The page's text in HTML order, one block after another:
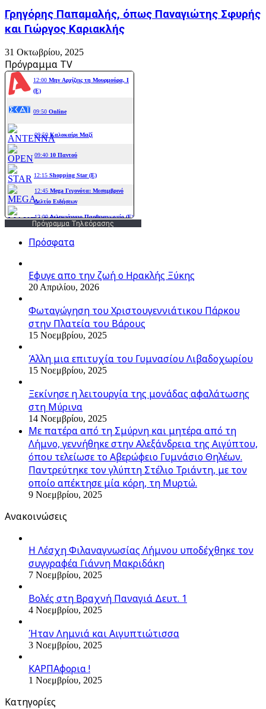
Γρηγόρης Παπαμαλής, όπως Παναγιώτης Σφυρής
και Γιώργος Καριακλής
31 Οκτωβρίου, 2025
Πρόγραμμα TV
Πρόγραμμα Τηλεόρασης
Πρόσφατα
Εφυγε απο την ζωή o Ηρακλής Ξύκης
20 Απριλίου, 2026
Φωταγώγηση του Χριστουγεννιάτικου Πάρκου
στην Πλατεία του Βάρους
15 Νοεμβρίου, 2025
Άλλη μια επιτυχία του Γυμνασίου Λιβαδοχωρίου
15 Νοεμβρίου, 2025
Ξεκίνησε η λειτουργία της μονάδας αφαλάτωσης
στη Μύρινα
14 Νοεμβρίου, 2025
Με πατέρα από τη Σμύρνη και μητέρα από τη
Λήμνο, γεννήθηκε στην Αλεξάνδρεια της Αιγύπτου,
όπου τελείωσε το Αβερώφειο Γυμνάσιο Θηλέων.
Παντρεύτηκε τον γλύπτη Στέλιο Τριάντη, με τον
οποίο απέκτησε μία κόρη, τη Μυρτώ.
9 Νοεμβρίου, 2025
Ανακοινώσεις
Η Λέσχη Φιλαναγνωσίας Λήμνου υποδέχθηκε τον
συγγραφέα Γιάννη Μακριδάκη
7 Νοεμβρίου, 2025
Βολές στη Βραχνή Παναγιά Δευτ. 1
4 Νοεμβρίου, 2025
Ήταν Λημνιά και Αιγυπτιώτισσα
3 Νοεμβρίου, 2025
ΚΑΡΠΑφορια !
1 Νοεμβρίου, 2025
Kατηγορίες